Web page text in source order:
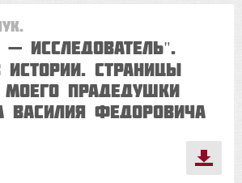
ИССЛЕДОВАТЕЛЬ".
истории. Страницы
моего прадедушки
Василия Федоровича